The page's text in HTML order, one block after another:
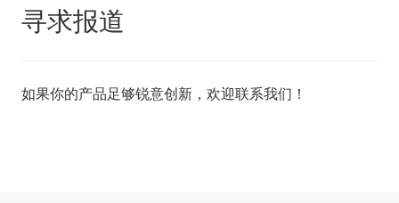
寻求报道
如果你的产品足够锐意创新，欢迎联系我们 ！